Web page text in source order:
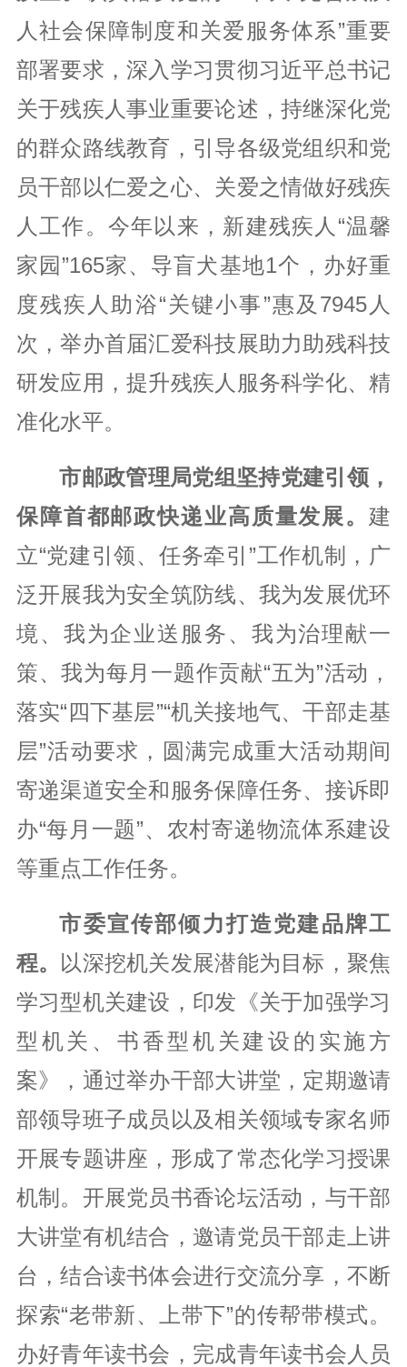
人社会保障制度和关爱服务体系”重要
部署要求，深入学习贯彻习近平总书记
关于残疾人事业重要论述，持继深化党
的群众路线教育，引导各级党组织和党
员干部以仁爱之心、关爱之情做好残疾
人工作。今年以来，新建残疾人“温馨
家园”165家、导盲犬基地1个，办好重
度残疾人助浴“关键小事”惠及7945人
次，举办首届汇爱科技展助力助残科技
研发应用，提升残疾人服务科学化、精
准化水平。
市邮政管理局党组坚持党建引领，
保障首都邮政快递业高质量发展。 建
立“党建引领、任务牵引”工作机制，广
泛开展我为安全筑防线、我为发展优环
境、我为企业送服务、我为治理献一
策、我为每月一题作贡献“五为”活动，
落实“四下基层”“机关接地气、干部走基
层”活动要求，圆满完成重大活动期间
寄递渠道安全和服务保障任务、接诉即
办“每月一题”、农村寄递物流体系建设
等重点工作任务。
市委宣传部倾力打造党建品牌工
程。
以深挖机关发展潜能为目标，聚焦
学习型机关建设，印发《关于加强学习
型机关、书香型机关建设的实施方
案》，通过举办干部大讲堂，定期邀请
部领导班子成员以及相关领域专家名师
开展专题讲座，形成了常态化学习授课
机制。开展党员书香论坛活动，与干部
大讲堂有机结合，邀请党员干部走上讲
台，结合读书体会进行交流分享，不断
探索“老带新、上带下”的传帮带模式。
办好青年读书会，完成青年读书会人员